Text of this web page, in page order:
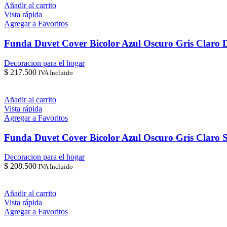
Añadir al carrito
Vista rápida
Agregar a Favoritos
Funda Duvet Cover Bicolor Azul Oscuro Gris Claro
Decoracion para el hogar
$ 217.500 IVA Incluido
Añadir al carrito
Vista rápida
Agregar a Favoritos
Funda Duvet Cover Bicolor Azul Oscuro Gris Claro
Decoracion para el hogar
$ 208.500 IVA Incluido
Añadir al carrito
Vista rápida
Agregar a Favoritos